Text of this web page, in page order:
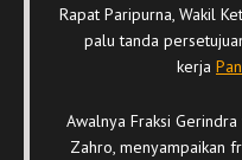
Rapat Paripurna, Wakil
palu tanda
kerja
Awalnya Fraksi
Zahro, menyampaikan